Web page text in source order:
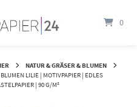
0
NATUR & GRÄSER & BLUMEN
LILIE | MOTIVPAPIER | EDLES
| 90 G/M²